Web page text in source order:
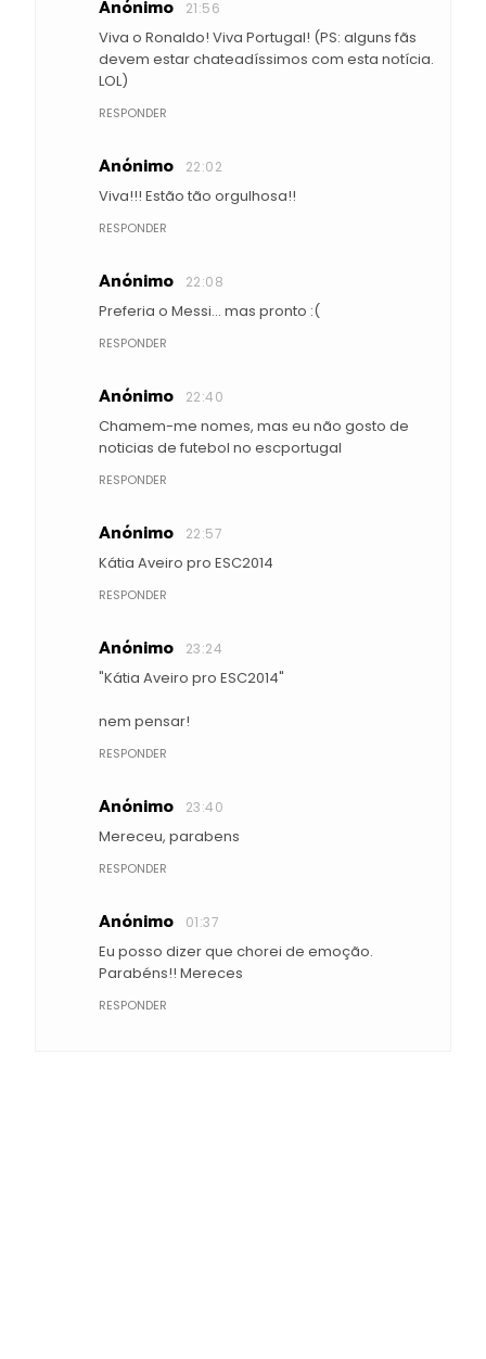
Anónimo 21:56
Viva o Ronaldo! Viva Portugal! (PS: alguns fãs
devem estar chateadíssimos com esta notícia.
LOL)
RESPONDER
Anónimo 22:02
Viva!!! Estão tão orgulhosa!!
RESPONDER
Anónimo 22:08
Preferia o Messi... mas pronto :(
RESPONDER
Anónimo 22:40
Chamem-me nomes, mas eu não gosto de
noticias de futebol no escportugal
RESPONDER
Anónimo 22:57
Kátia Aveiro pro ESC2014
RESPONDER
Anónimo 23:24
"Kátia Aveiro pro ESC2014"
nem pensar!
RESPONDER
Anónimo 23:40
Mereceu, parabens
RESPONDER
Anónimo 01:37
Eu posso dizer que chorei de emoção.
Parabéns!! Mereces
RESPONDER